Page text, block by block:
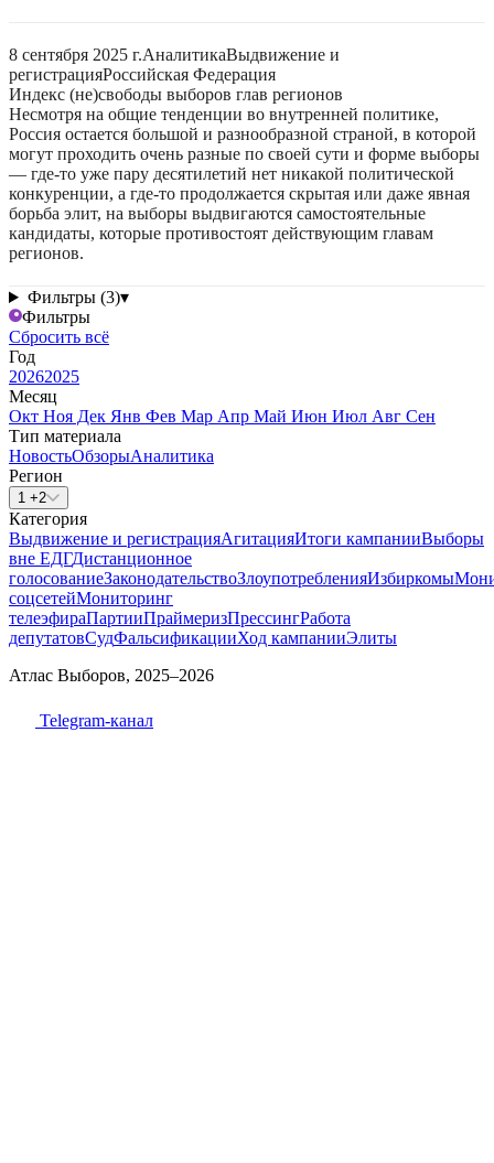
8 сентября 2025 г.АналитикаВыдвижение и
регистрацияРоссийская Федерация
Индекс (не)свободы выборов глав регионов
Несмотря на общие тенденции во внутренней политике,
Россия остается большой и разнообразной страной, в которой
могут проходить очень разные по своей сути и форме выборы
— где-то уже пару десятилетий нет никакой политической
конкуренции, а где-то продолжается скрытая или даже явная
борьба элит, на выборы выдвигаются самостоятельные
кандидаты, которые противостоят действующим главам
регионов.
Фильтры (3)▾
Фильтры
Сбросить всё
Год
20262025
Месяц
Окт Ноя Дек Янв Фев Мар Апр Май Июн Июл Авг Сен
Тип материала
НовостьОбзорыАналитика
Регион
1 +2
Категория
Выдвижение и регистрацияАгитацияИтоги кампанииВыборы
вне ЕДГДистанционное
голосованиеЗаконодательствоЗлоупотребленияИзбиркомы
соцсетейМониторинг
телеэфираПартииПраймеризПрессингРабота
депутатовСудФальсификацииХод кампанииЭлиты
Атлас Выборов, 2025–2026
Telegram-канал